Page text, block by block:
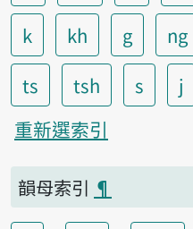
k
kh g ng
ts
tsh s j
重新選索引
韻母索引 ¶